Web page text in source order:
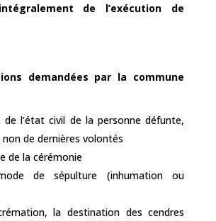
de l’exécution de
demandées par la commune
de l’état civil de la personne défunte,
de dernières volontés
de la cérémonie
de sépulture (inhumation ou
la destination des cendres